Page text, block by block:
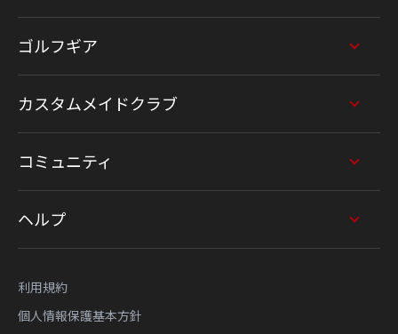
ゴルフギア
カスタムメイドクラブ
コミュニティ
ヘルプ
利用規約
個人情報保護基本方針